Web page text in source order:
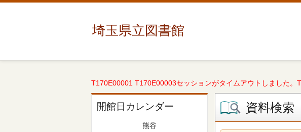
埼玉県立図書館
T170E00001 T170E00003セッションがタイムアウトしました。
開館日カレンダー
熊谷
資料検索